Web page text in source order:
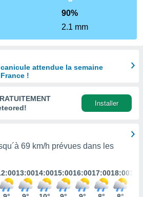
90%
2.1 mm
attendue la semaine
!
Installer
69 km/h prévues dans les
13:0014:0015:0016:0017:0018:00